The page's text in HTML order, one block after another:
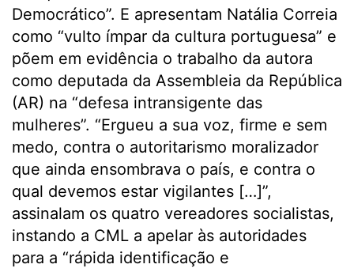
Democrático”. E apresentam Natália Correia
como “vulto ímpar da cultura portuguesa” e
põem em evidência o trabalho da autora
como deputada da Assembleia da República
(AR) na “defesa intransigente das
mulheres”. “Ergueu a sua voz, firme e sem
medo, contra o autoritarismo moralizador
que ainda ensombrava o país, e contra o
qual devemos estar vigilantes […]”,
assinalam os quatro vereadores socialistas,
instando a CML a apelar às autoridades
para a “rápida identificação e